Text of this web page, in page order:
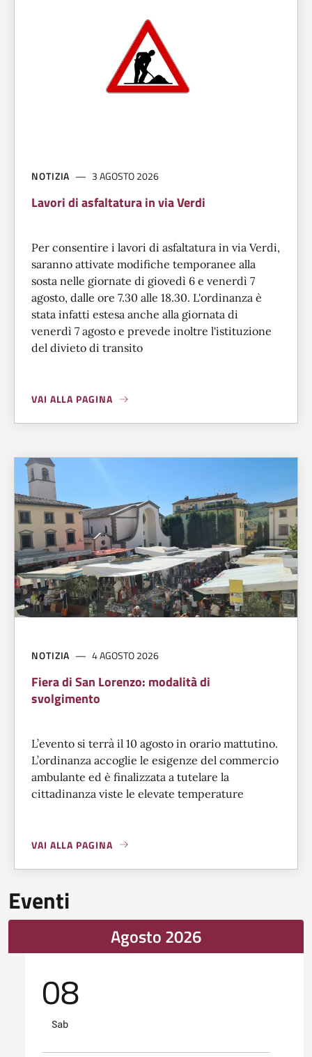
NOTIZIA 3 AGOSTO 2026
Lavori di asfaltatura in via Verdi
Per consentire i lavori di asfaltatura in via Verdi,
saranno attivate modifiche temporanee alla
sosta nelle giornate di giovedì 6 e venerdì 7
agosto, dalle ore 7.30 alle 18.30. L'ordinanza è
stata infatti estesa anche alla giornata di
venerdì 7 agosto e prevede inoltre l'istituzione
del divieto di transito
VAI ALLA PAGINA
A PROPOSITO DILAVORI DI ASFALTATURA IN VIA VERDI
NOTIZIA 4 AGOSTO 2026
Fiera di San Lorenzo: modalità di
svolgimento
L’evento si terrà il 10 agosto in orario mattutino.
L’ordinanza accoglie le esigenze del commercio
ambulante ed è finalizzata a tutelare la
cittadinanza viste le elevate temperature
VAI ALLA PAGINA
A PROPOSITO DIFIERA DI SAN LORENZO: MODALITÀ DI
Eventi
Agosto 2026
08
Sab